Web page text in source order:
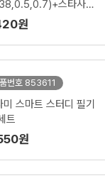
스타사각
펜세트
원
번호 853611
미 스마트 스터디 필기
트
원